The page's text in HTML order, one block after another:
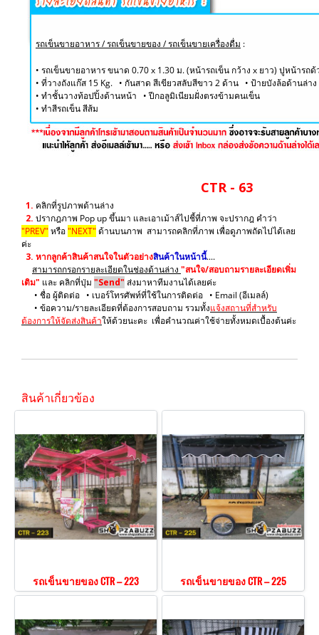
รถเข็นขายอาหาร / รถเข็นขายของ / รถเข็นขายเครื่องดื่ม :
• รถเข็นขายอาหาร ขนาด 0.70 x 1.30 ม. (หน้ารถเข็น กว้าง x ยาว) ปูหน้าร
• ที่วางถังแก๊ส 15 Kg. • กันสาด สีเขียวสลับสีขาว 2 ด้าน • ป้ายบังล้อด้านล่
• ทำชั้นวางท้อปปิ้งด้านหน้า • ปีกอลูมิเนียมฝั่งตรงข้ามคนเข็น
​• ทำสีรถเข็น สีส้ม
CTR - 63
1. คลิกที่รูปภาพด้านล่าง
2. ปรากฎภาพ Pop up ขึ้นมา และเอาเม้าส์ไปชี้ที่ภาพ จะปรากฎ คำว่า
"PREV" หรือ"NEXT" ด้านบนภาพ สามารถคลิกที่ภาพ เพื่อดูภาพถัดไปได้เลย
ค่ะ
3. หากลูกค้าสินค้าสนใจในตัวอย่างสินค้าในหน้านี้....
สามารถกรอกรายละเอียดในช่องด้านล่าง "สนใจ/สอบถามรายละเอียดเพิ่ม
เติม" และ คลิกที่ปุ่ม "Send" ส่งมาหาทีมงานได้เลยค่ะ
• ชื่อ ผู้ติดต่อ • เบอร์โทรศัพท์ที่ใช้ในการติดต่อ • Email (อีเมลล์)
• ข้อความ/รายละเอียดที่ต้องการสอบถาม รวมทั้งแจ้งสถานที่สำหรับ
ต้องการให้จัดส่งสินค้าให้ด้วยนะคะ เพื่อคำนวณค่าใช้จ่ายทั้งหมดเบื้องต้นค่ะ
สินค้าเกี่ยวข้อง
รถเข็นขายของ CTR – 223 รถเข็นขายของ CTR – 225